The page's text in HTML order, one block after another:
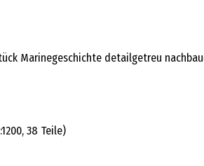
Marinegeschichte detailgetreu
38 Teile)